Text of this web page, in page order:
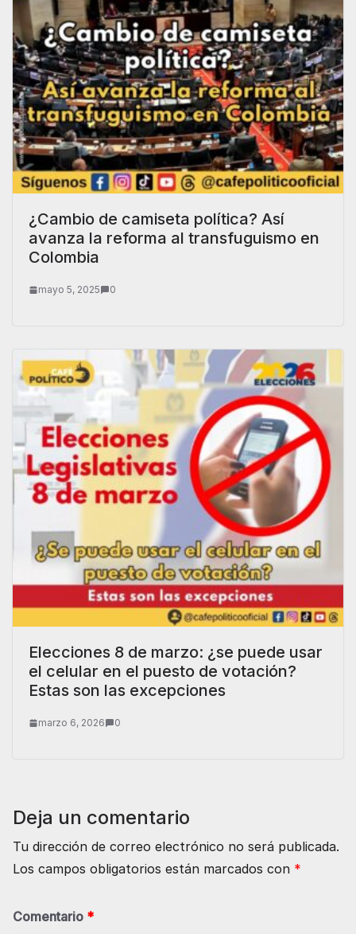
¿Cambio de camiseta política? Así
avanza la reforma al transfuguismo en
Colombia
mayo 5, 2025 0
Elecciones 8 de marzo: ¿se puede usar
el celular en el puesto de votación?
Estas son las excepciones
marzo 6, 2026 0
Deja un comentario
Tu dirección de correo electrónico no será publicada.
Los campos obligatorios están marcados con *
Comentario *